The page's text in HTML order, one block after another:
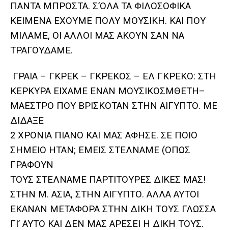
ΠΑΝΤΑ ΜΠΡΟΣΤΑ. Σ’ΟΛΑ ΤΑ ΦΙΛΟΣΟΦΙΚΑ
ΚΕΙΜΕΝΑ ΕΧΟΥΜΕ ΠΟΛΥ ΜΟΥΣΙΚΗ. ΚΑΙ ΠΟΥ
ΜΙΛΑΜΕ, ΟΙ ΑΛΛΟΙ ΜΑΣ ΑΚΟΥΝ ΣΑΝ ΝΑ
ΤΡΑΓΟΥΔΑΜΕ.
ΓΡΑΙΑ – ΓΚΡΕΚ – ΓΚΡΕΚΟΣ – ΕΛ ΓΚΡΕΚΟ: ΣΤΗ
ΚΕΡΚΥΡΑ ΕΙΧΑΜΕ ΕΝΑΝ ΜΟΥΣΙΚΟΣΜΘΕΤΗ–
ΜΑΕΣΤΡΟ ΠΟΥ ΒΡΙΣΚΟΤΑΝ ΣΤΗΝ ΑΙΓΥΠΤΟ. ΜΕ
ΔΙΔΑΞΕ
2 ΧΡΟΝΙΑ ΠΙΑΝΟ ΚΑΙ ΜΑΣ ΑΦΗΣΕ. ΣΕ ΠΟΙΟ
ΣΗΜΕΙΟ ΗΤΑΝ; ΕΜΕΙΣ ΣΤΕΛΝΑΜΕ (ΟΠΩΣ
ΓΡΑΦΟΥΝ
ΤΟΥΣ ΣΤΕΛΝΑΜΕ ΠΑΡΤΙΤΟΥΡΕΣ ΔΙΚΕΣ ΜΑΣ!
ΣΤΗΝ Μ. ΑΣΙΑ, ΣΤΗΝ ΑΙΓΥΠΤΟ. ΑΛΛΑ ΑΥΤΟΙ
ΕΚΑΝΑΝ ΜΕΤΑΦΟΡΑ ΣΤΗΝ ΔΙΚΗ ΤΟΥΣ ΓΛΩΣΣΑ
ΓΙ’ ΑΥΤΟ ΚΑΙ ΔΕΝ ΜΑΣ ΑΡΕΣΕΙ Η ΔΙΚΗ ΤΟΥΣ.